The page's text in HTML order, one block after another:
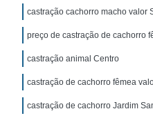
castração cachorro macho valor
preço de castração de cachorro
castração animal Centro
castração de cachorro fêmea
castração de cachorro Jardim